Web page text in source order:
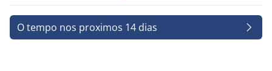
O tempo nos proximos 14 dias